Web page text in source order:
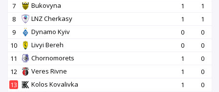
7
Bukovyna 1
1
8
LNZ Cherkasy 1
1
9
Dynamo Kyiv 0
0
10
Livyi Bereh 0
0
11
Chornomorets 1
0
12
Veres Rivne 1
0
13
Kolos Kovalivka 1
0